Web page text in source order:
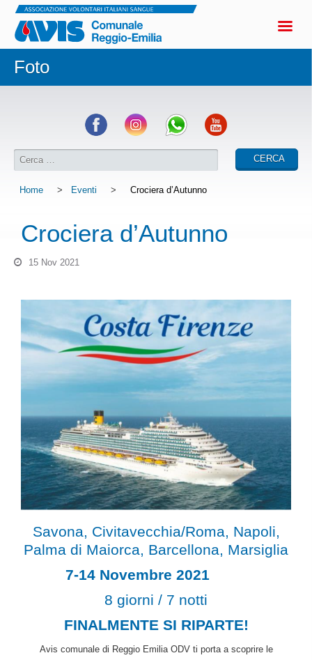
Foto
Home > Eventi > Crociera d’Autunno
Crociera d’Autunno
15 Nov 2021
Savona, Civitavecchia/Roma, Napoli,
Palma di Maiorca, Barcellona, Marsiglia
7-14 Novembre 2021
8 giorni / 7 notti
FINALMENTE SI RIPARTE!
Avis comunale di Reggio Emilia ODV ti porta a scoprire le